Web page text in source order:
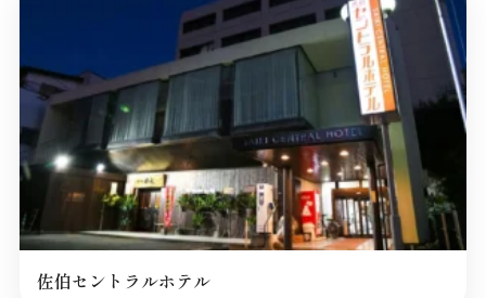
佐伯セントラルホテル